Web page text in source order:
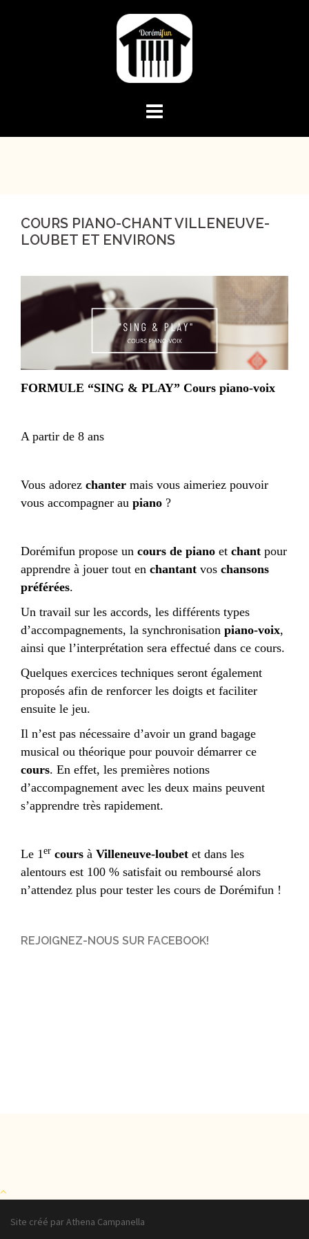
COURS PIANO-CHANT VILLENEUVE-
LOUBET ET ENVIRONS
FORMULE “SING & PLAY” Cours piano-voix
A partir de 8 ans
Vous adorez chanter mais vous aimeriez pouvoir
vous accompagner au piano ?
Dorémifun propose un cours de piano et chant pour
apprendre à jouer tout en chantant vos chansons
préférées.
Un travail sur les accords, les différents types
d’accompagnements, la synchronisation piano-voix,
ainsi que l’interprétation sera effectué dans ce cours.
Quelques exercices techniques seront également
proposés afin de renforcer les doigts et faciliter
ensuite le jeu.
Il n’est pas nécessaire d’avoir un grand bagage
musical ou théorique pour pouvoir démarrer ce
cours. En effet, les premières notions
d’accompagnement avec les deux mains peuvent
s’apprendre très rapidement.
Le 1er cours à Villeneuve-loubet et dans les
alentours est 100 % satisfait ou remboursé alors
n’attendez plus pour tester les cours de Dorémifun !
REJOIGNEZ-NOUS SUR FACEBOOK!
Site créé par Athena Campanella